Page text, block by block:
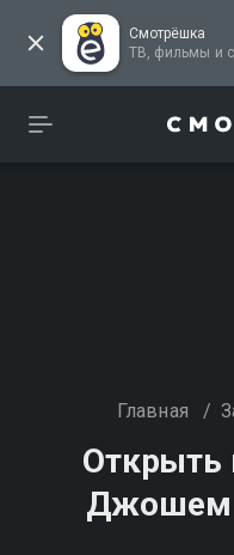
Смотрёшка
Главная /
Открыть
Джошем